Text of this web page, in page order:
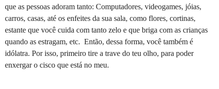
que as pessoas adoram tanto: Computadores, videogames, jóias,
carros, casas, até os enfeites da sua sala, como flores, cortinas,
estante que você cuida com tanto zelo e que briga com as crianças
quando as estragam, etc. Então, dessa forma, você também é
idólatra. Por isso, primeiro tire a trave do teu olho, para poder
enxergar o cisco que está no meu.